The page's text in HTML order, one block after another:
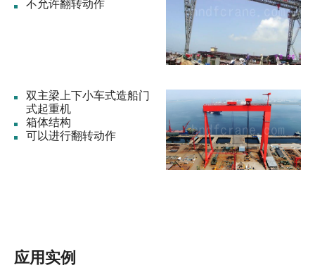
不允许翻转动作
双主梁上下小车式造船门
式起重机
箱体结构
可以进行翻转动作
应用实例